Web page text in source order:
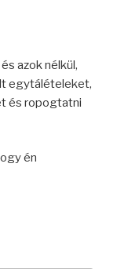
azok nélkül,
egytálételeket,
és ropogtatni
én